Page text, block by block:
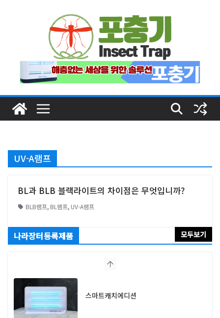
UV-A램프
BL과 BLB 블랙라이트의 차이점은 무엇입니까?
BLB램프, BL램프, UV-A램프
나라장터등록제품 모두보기
스마트캐치에디션